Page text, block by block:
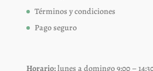
Términos y condiciones
Pago seguro
Horario:lunes a domingo 9:00 –